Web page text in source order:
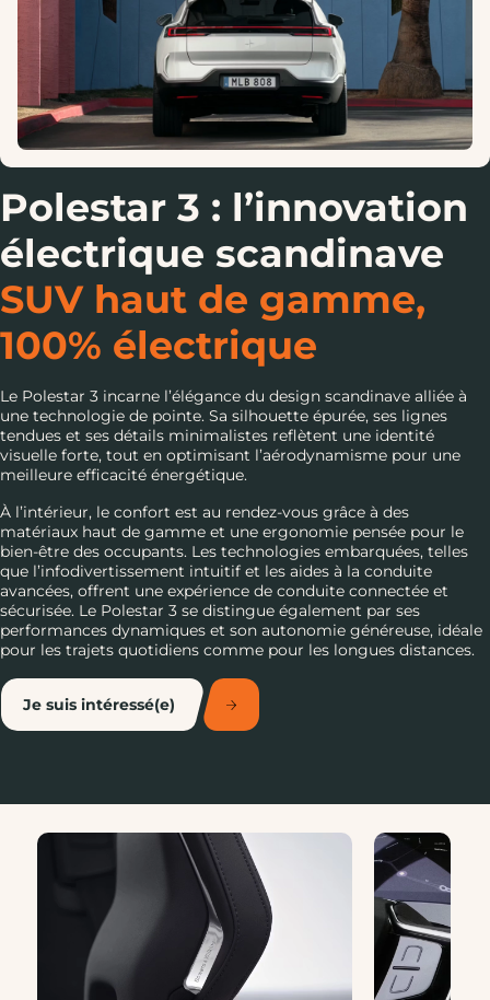
Polestar 3 : l’innovation
électrique scandinave
SUV haut de gamme,
100% électrique
Le Polestar 3 incarne l’élégance du design scandinave alliée à
une technologie de pointe. Sa silhouette épurée, ses lignes
tendues et ses détails minimalistes reflètent une identité
visuelle forte, tout en optimisant l’aérodynamisme pour une
meilleure efficacité énergétique.
À l’intérieur, le confort est au rendez-vous grâce à des
matériaux haut de gamme et une ergonomie pensée pour le
bien-être des occupants. Les technologies embarquées, telles
que l’infodivertissement intuitif et les aides à la conduite
avancées, offrent une expérience de conduite connectée et
sécurisée. Le Polestar 3 se distingue également par ses
performances dynamiques et son autonomie généreuse, idéale
pour les trajets quotidiens comme pour les longues distances.
Je suis intéressé(e)